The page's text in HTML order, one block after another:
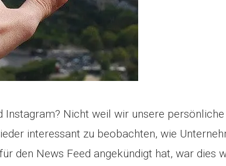
Nicht weil wir unsere
interessant zu beobachten, wie
den News Feed angekündigt hat, war dies